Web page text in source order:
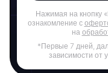
Нажимая на кнопку
ознакомление с
на
*Первые 7 дней,
зависимости от